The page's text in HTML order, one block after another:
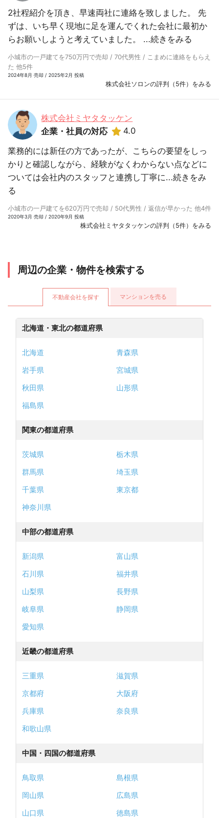
2社程紹介を頂き、早速両社に連絡を致しました。 先
ずは、いち早く現地に足を運んでくれた会社に最初か
らお願いしようと考えていました。 ...続きをみる
小城市の一戸建てを750万円で売却 / 70代男性 / こまめに連絡をもらえ
た 他5件
2024年8月 売却 / 2025年2月 投稿
株式会社ソロンの評判（5件）をみる
株式会社ミヤタタッケン
企業・社員の対応
4.0
業務的には新任の方であったが、こちらの要望をしっ
かりと確認しながら、経験がなくわからない点などに
ついては会社内のスタッフと連携し丁寧に...続きをみ
る
小城市の一戸建てを620万円で売却 / 50代男性 / 返信が早かった 他4件
2020年3月 売却 / 2020年9月 投稿
株式会社ミヤタタッケンの評判（5件）をみる
周辺の企業・物件を検索する
不動産会社を探す マンションを売る
北海道・東北の都道府県
北海道
青森県
岩手県
宮城県
秋田県
山形県
福島県
関東の都道府県
茨城県
栃木県
群馬県
埼玉県
千葉県
東京都
神奈川県
中部の都道府県
新潟県
富山県
石川県
福井県
山梨県
長野県
岐阜県
静岡県
愛知県
近畿の都道府県
三重県
滋賀県
京都府
大阪府
兵庫県
奈良県
和歌山県
中国・四国の都道府県
鳥取県
島根県
岡山県
広島県
山口県
徳島県